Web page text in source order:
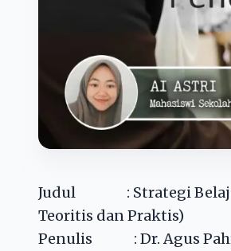
Judul : Strategi Belajar
Teoritis dan Praktis)
Penulis : Dr. Agus